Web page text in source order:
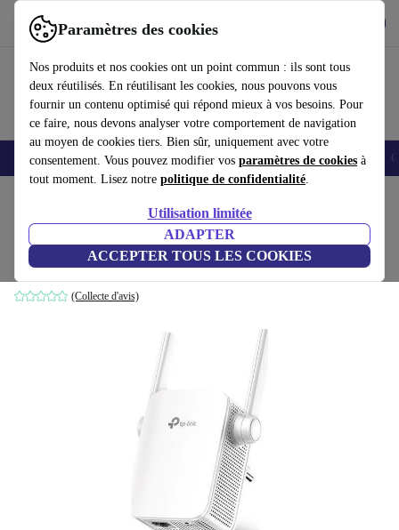
Paramètres des cookies
Nos produits et nos cookies ont un point commun : ils sont tous
deux réutilisés. En réutilisant les cookies, nous pouvons vous
fournir un contenu optimisé qui répond mieux à vos besoins. Pour
ce faire, nous devons analyser votre comportement de navigation
au moyen de cookies tiers. Bien sûr, uniquement avec votre
consentement. Vous pouvez modifier vos paramètres de cookies à
tout moment. Lisez notre politique de confidentialité.
Utilisation limitée
ADAPTER
ACCEPTER TOUS LES COOKIES
Utilisez refurbed rapidement et facilement
Smartphones Laptops Tablettes Montres connectées Accessoires
TP-Link RE205
Blanc
(Collecte d'avis)